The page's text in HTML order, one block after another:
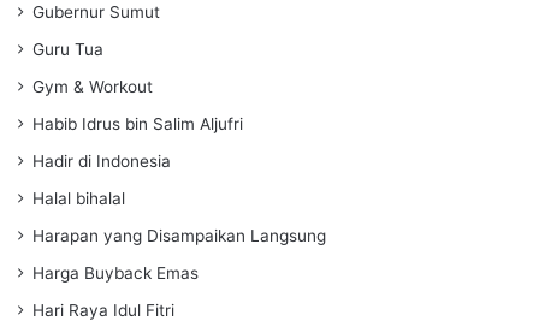
Gubernur Sumut
Guru Tua
Gym & Workout
Habib Idrus bin Salim Aljufri
Hadir di Indonesia
Halal bihalal
Harapan yang Disampaikan Langsung
Harga Buyback Emas
Hari Raya Idul Fitri